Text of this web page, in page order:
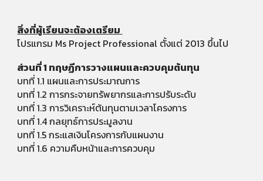
สิ่งที่ผู้เรียนจะต้องเตรียม
โปรแกรม Ms Project Professional ตั้งแต่ 2013 ขึ้นไป
ส่วนที่ 1 ทฤษฏีการวางแผนและควบคุมต้นทุน
บทที่ 1.1 แผนและการประมาณการ
บทที่ 1.2 การกระจายทรัพยากรและการปรับระดับ
บทที่ 1.3 การวิเคราะห์ต้นทุนตามเวลาโครงการ
บทที่ 1.4 กลยุทธ์การประมูลงาน
บทที่ 1.5 กระแสเงินโครงการกับแผนงาน
บทที่ 1.6 ความคืบหน้าและการควบคุม